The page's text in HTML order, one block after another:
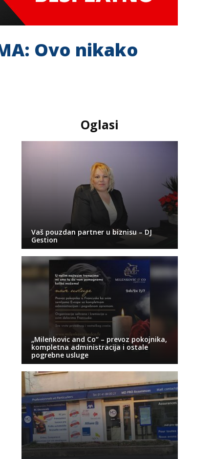
Ovo nikako
Oglasi
Vaš pouzdan partner u biznisu – DJ
Gestion
„Milenkovic and Co“ – prevoz pokojnika,
kompletna administracija i ostale
pogrebne usluge